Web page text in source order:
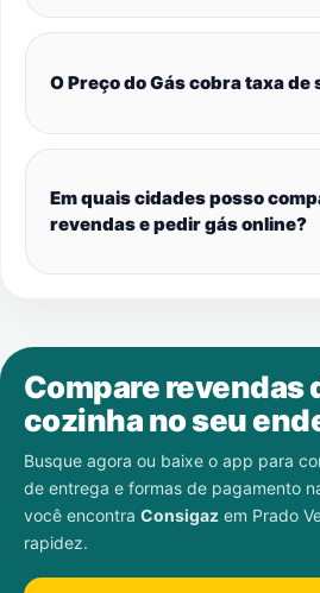
O Preço do Gás cobra taxa de
Em quais cidades posso
revendas e pedir gás online?
Compare revendas
cozinha no seu
Busque agora ou baixe o app para
de entrega e formas de pagamento
você encontra Consigaz em Prado
rapidez.